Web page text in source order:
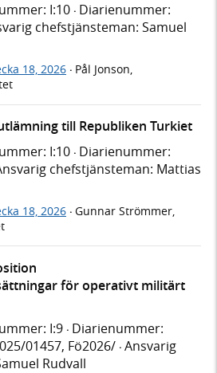
I:10 · Diarienummer:
chefstjänsteman: Samuel
18, 2026 · Pål Jonson,
till Republiken Turkiet
I:10 · Diarienummer:
chefstjänsteman: Mattias
18, 2026 · Gunnar Strömmer,
för operativt militärt
I:9 · Diarienummer:
01457, Fö2026/ · Ansvarig
Rudvall